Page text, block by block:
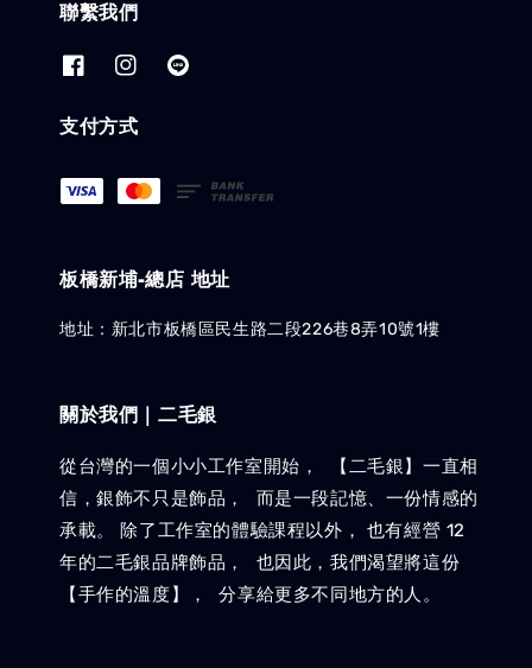
聯繫我們
支付方式
板橋新埔-總店 地址
地址：新北市板橋區民生路二段226巷8弄10號1樓
關於我們｜二毛銀
從台灣的一個小小工作室開始， 【二毛銀】一直相
信，銀飾不只是飾品， 而是一段記憶、一份情感的
承載。 除了工作室的體驗課程以外， 也有經營 12
年的二毛銀品牌飾品， 也因此，我們渴望將這份
【手作的溫度】， 分享給更多不同地方的人。